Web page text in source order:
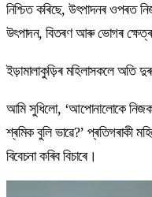
নিশ্চিত কৰিছে, উৎপাদনৰ ওপৰত
উৎপাদন, বিতৰণ আৰু ভোগৰ
ইড়ামালাকুড়িৰ মহিলাসকলে অতি
আমি সুধিলো, ‘আপোনালোকে নিজক
শ্ৰমিক বুলি ভাৱে?’ প্ৰতিগৰাকী
বিবেচনা কৰিব বিচাৰে।